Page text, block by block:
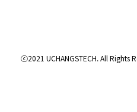
ⓒ2021 UCHANGSTECH. All Rights